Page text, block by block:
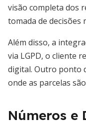
visão completa dos
tomada de decisões
Além disso, a
via LGPD, o cliente
digital. Outro ponto
onde as parcelas
Números e